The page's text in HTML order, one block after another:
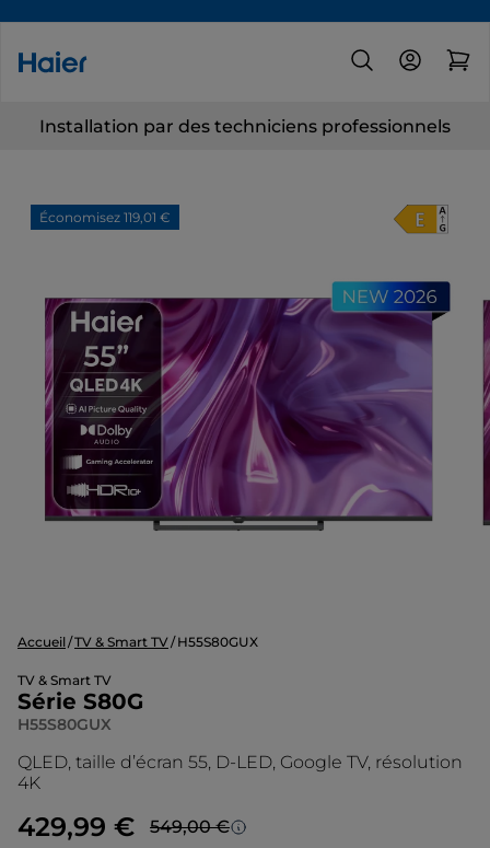
Installation par des techniciens professionnels
Économisez 119,01 €
Accueil TV & Smart TV H55S80GUX
TV & Smart TV
Série S80G
H55S80GUX
QLED, taille d’écran 55, D-LED, Google TV, résolution
4K
429,99 €
549,00 €